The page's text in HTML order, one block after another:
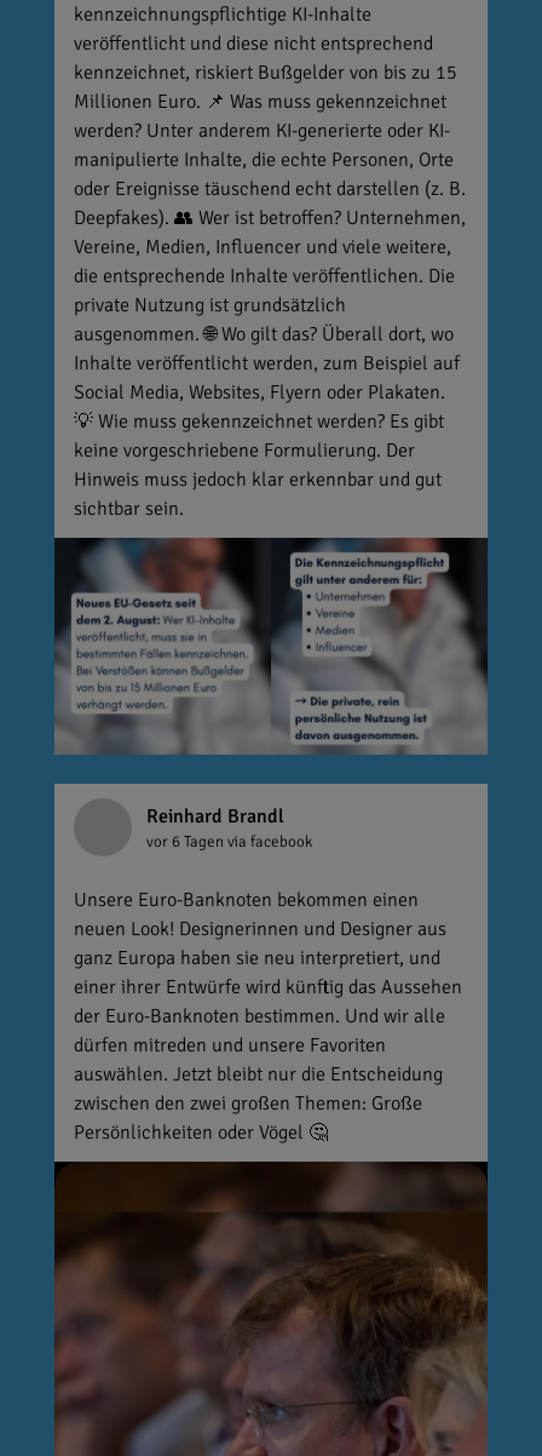
kennzeichnungspflichtige KI-Inhalte
veröffentlicht und diese nicht entsprechend
kennzeichnet, riskiert Bußgelder von bis zu 15
Millionen Euro. 📌 Was muss gekennzeichnet
werden? Unter anderem KI-generierte oder KI-
manipulierte Inhalte, die echte Personen, Orte
oder Ereignisse täuschend echt darstellen (z. B.
Deepfakes). 👥 Wer ist betroffen? Unternehmen,
Vereine, Medien, Influencer und viele weitere,
die entsprechende Inhalte veröffentlichen. Die
private Nutzung ist grundsätzlich
ausgenommen. 🌐 Wo gilt das? Überall dort, wo
Inhalte veröffentlicht werden, zum Beispiel auf
Social Media, Websites, Flyern oder Plakaten.
💡 Wie muss gekennzeichnet werden? Es gibt
keine vorgeschriebene Formulierung. Der
Hinweis muss jedoch klar erkennbar und gut
sichtbar sein.
Reinhard Brandl
vor 6 Tagen via facebook
Unsere Euro-Banknoten bekommen einen
neuen Look! Designerinnen und Designer aus
ganz Europa haben sie neu interpretiert, und
einer ihrer Entwürfe wird künftig das Aussehen
der Euro-Banknoten bestimmen. Und wir alle
dürfen mitreden und unsere Favoriten
auswählen. Jetzt bleibt nur die Entscheidung
zwischen den zwei großen Themen: Große
Persönlichkeiten oder Vögel 🤔